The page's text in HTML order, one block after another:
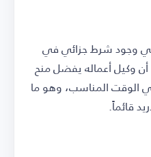
وجود شرط جزائي في
أن وكيل أعماله يفضل منح
الوقت المناسب، وهو ما
قائماً.